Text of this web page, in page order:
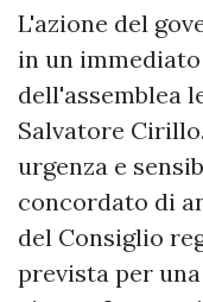
​L'azione del
in un
dell'assemblea
Salvatore
urgenza e
concordato di
del Consiglio
prevista per